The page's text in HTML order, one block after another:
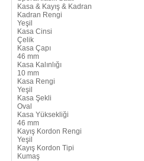
Kasa & Kayış & Kadran
Kadran Rengi
Yeşil
Kasa Cinsi
Çelik
Kasa Çapı
46 mm
Kasa Kalınlığı
10 mm
Kasa Rengi
Yeşil
Kasa Şekli
Oval
Kasa Yüksekliği
46 mm
Kayış Kordon Rengi
Yeşil
Kayış Kordon Tipi
Kumaş